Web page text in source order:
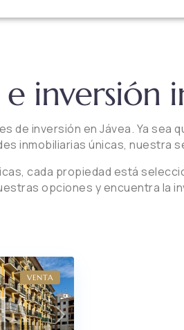
inversión
inversión en Jávea. Ya sea
inmobiliarias únicas, nuestra
cada propiedad está
opciones y encuentra la
Next
VENTA